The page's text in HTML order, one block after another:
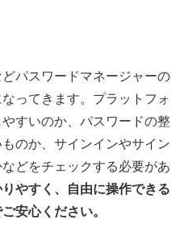
パスワードマネージャーの
ってきます。プラットフォ
すいのか、パスワードの整
のか、サインインやサイン
どをチェックする必要があ
やすく、自由に操作できる
安心ください。